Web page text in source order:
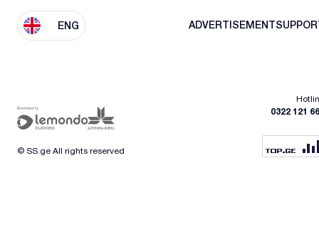
ENG ADVERTISEMENT
0322 121
© SS.ge All rights reserved